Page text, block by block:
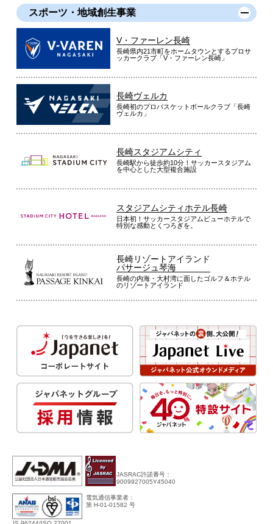
スポーツ・地域創生事業
V・ファーレン長崎
長崎県内21市町をホームタウンとするプロサ
ッカークラブ「V・ファーレン長崎」
長崎ヴェルカ
長崎初のプロバスケットボールクラブ「長崎
ヴェルカ」
長崎スタジアムシティ
長崎駅から徒歩約10分！サッカースタジアム
を中心とした大型複合施設
スタジアムシティホテル長崎
日本初！サッカースタジアムビューホテルで
特別な感動とくつろぎを。
長崎リゾートアイランド
パサージュ琴海
長崎の内海・大村湾に面したゴルフ＆ホテル
のリゾートアイランド
JASRAC許諾番号：
9009927005Y45040
電気通信事業者：
第 H-01-01582 号